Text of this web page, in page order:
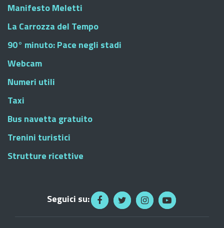
Manifesto Meletti
La Carrozza del Tempo
90° minuto: Pace negli stadi
Webcam
Numeri utili
Taxi
Bus navetta gratuito
Trenini turistici
Strutture ricettive
Seguici su: